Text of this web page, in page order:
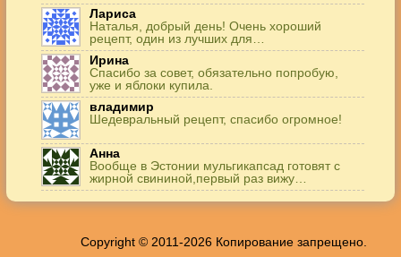
Лариса
Наталья, добрый день! Очень хороший
рецепт, один из лучших для…
Ирина
Спасибо за совет, обязательно попробую,
уже и яблоки купила.
владимир
Шедевральный рецепт, спасибо огромное!
Анна
Вообще в Эстонии мульгикапсад готовят с
жирной свининой,первый раз вижу…
Игорь
Жанна
Copyright © 2011-2026 Копирование запрещено.